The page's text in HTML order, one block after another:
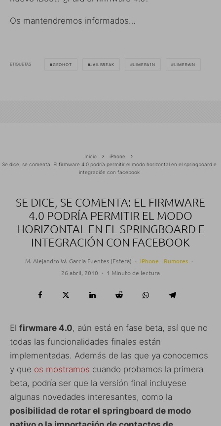
Os mantendremos informados…
ETIQUETAS GEOHOT JAILBREAK LIMERA1N LIMERAIN
Inicio
iPhone
Se dice, se comenta: El firmware 4.0 podría permitir el modo horizontal en el springboard e
integración con facebook
SE DICE, SE COMENTA: EL FIRMWARE
4.0 PODRÍA PERMITIR EL MODO
HORIZONTAL EN EL SPRINGBOARD E
INTEGRACIÓN CON FACEBOOK
M. Alejandro W. García Fuentes (Esfera) · iPhone Rumores ·
26 abril, 2010 · 1 Minuto de lectura
El firwmare 4.0, aún está en fase beta, así que no
todas las funcionalidades finales están
implementadas. Además de las que ya conocemos
y que os mostramos cuando probamos la primera
beta, podría ser que la versión final incluyese
algunas novedades interesantes, como la
posibilidad de rotar el springboard de modo